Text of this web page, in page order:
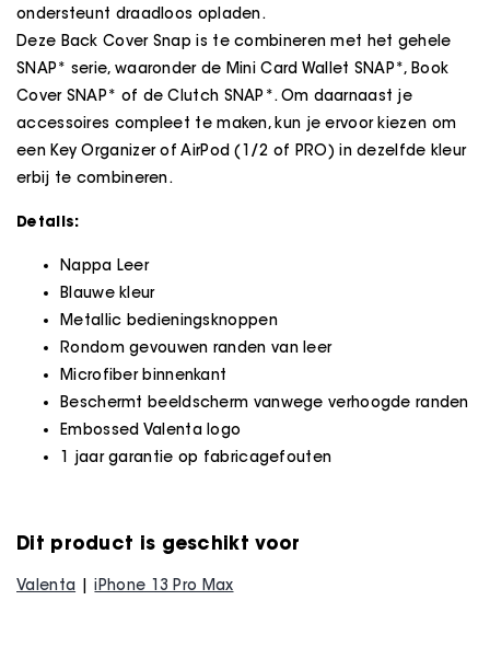
ondersteunt draadloos opladen.
Deze Back Cover Snap is te combineren met het gehele
SNAP* serie, waaronder de Mini Card Wallet SNAP*, Book
Cover SNAP* of de Clutch SNAP*. Om daarnaast je
accessoires compleet te maken, kun je ervoor kiezen om
een Key Organizer of AirPod (1/2 of PRO) in dezelfde kleur
erbij te combineren.
Details:
Nappa Leer
Blauwe kleur
Metallic bedieningsknoppen
Rondom gevouwen randen van leer
Microfiber binnenkant
Beschermt beeldscherm vanwege verhoogde randen
Embossed Valenta logo
1 jaar garantie op fabricagefouten
Dit product is geschikt voor
Valenta iPhone 13 Pro Max